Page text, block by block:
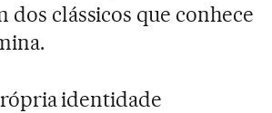
dos clássicos que conhece
identidade